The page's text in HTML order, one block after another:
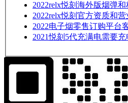
2022relx悦刻海外版烟弹
2022relx悦刻官方资质和
2022电子烟零售订购平台
2021悦刻5代充满电需要